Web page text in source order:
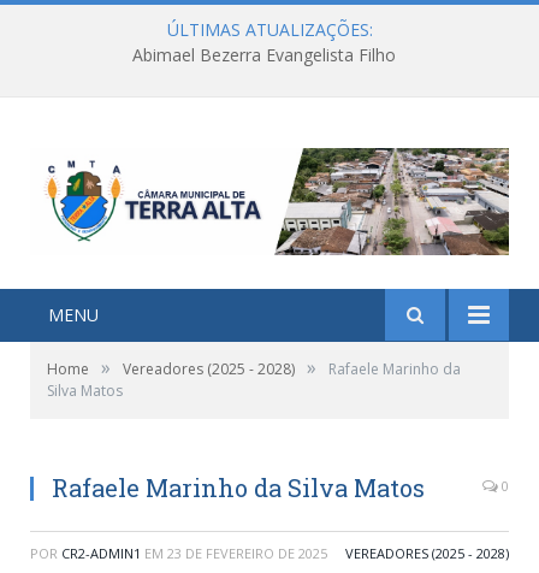
ÚLTIMAS ATUALIZAÇÕES:
Abimael Bezerra Evangelista Filho
MENU
Home » Vereadores (2025 - 2028) »
Rafaele Marinho da
Silva Matos
Rafaele Marinho da Silva Matos 0
POR CR2-ADMIN1 EM 23 DE FEVEREIRO DE 2025 VEREADORES (2025 - 2028)